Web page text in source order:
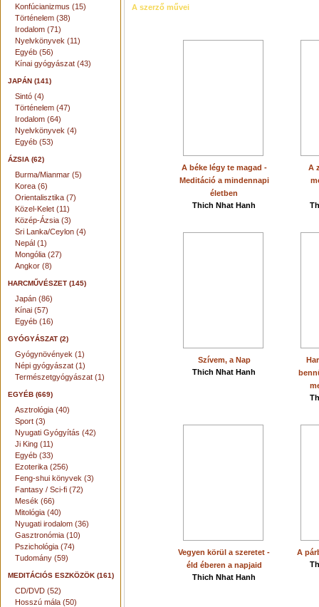
Konfúcianizmus (15)
Történelem (38)
Irodalom (71)
Nyelvkönyvek (11)
Egyéb (56)
Kínai gyógyászat (43)
JAPÁN (141)
Sintó (4)
Történelem (47)
Irodalom (64)
Nyelvkönyvek (4)
Egyéb (53)
ÁZSIA (62)
Burma/Mianmar (5)
Korea (6)
Orientalisztika (7)
Közel-Kelet (11)
Közép-Ázsia (3)
Sri Lanka/Ceylon (4)
Nepál (1)
Mongólia (27)
Angkor (8)
HARCMŰVÉSZET (145)
Japán (86)
Kínai (57)
Egyéb (16)
GYÓGYÁSZAT (2)
Gyógynövények (1)
Népi gyógyászat (1)
Természetgyógyászat (1)
EGYÉB (669)
Asztrológia (40)
Sport (3)
Nyugati Gyógyítás (42)
Ji King (11)
Egyéb (33)
Ezoterika (256)
Feng-shui könyvek (3)
Fantasy / Sci-fi (72)
Mesék (66)
Mitológia (40)
Nyugati irodalom (36)
Gasztronómia (10)
Pszichológia (74)
Tudomány (59)
MEDITÁCIÓS ESZKÖZÖK (161)
CD/DVD (52)
Hosszú mála (50)
A szerző művei
A béke légy te magad -
Meditáció a mindennapi
életben
Thich Nhat Hanh
A
Szívem, a Nap
Thich Nhat Hanh
Vegyen körül a szeretet -
éld éberen a napjaid
Thich Nhat Hanh
A